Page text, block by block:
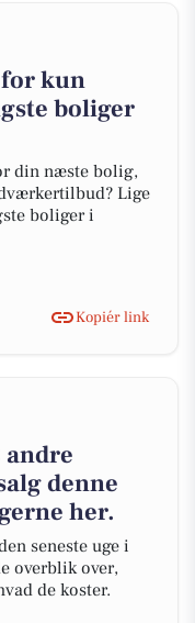
kun
boliger
din næste bolig,
Lige
boliger i
Kopiér link
andre
denne
her.
seneste uge i
overblik over,
de koster.